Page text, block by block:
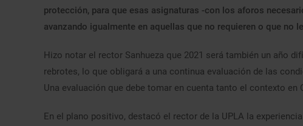
protección, para que esas asignaturas -con los aforos
avanzando igualmente en aquellas que no requieren o que no
Hizo notar el rector Sanhueza que 2021 será también un año
rebrotes, lo que obligará a una continua evaluación de las
Una evaluación que debe tomar en cuenta tanto el contexto en
En el plano positivo, destacó el rector de la UPLA la